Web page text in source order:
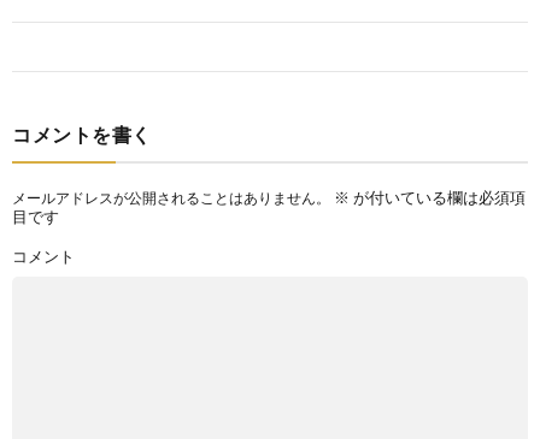
コメントを書く
メールアドレスが公開されることはありません。 ※ が付いている欄は必須項
目です
コメント